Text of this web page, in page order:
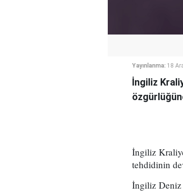
Yayınlanma: 18
İngiliz
İngiliz
tehdidinin
İngiliz Deniz